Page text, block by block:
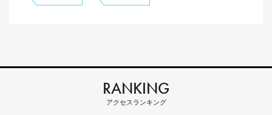
RANKING
アクセスランキング